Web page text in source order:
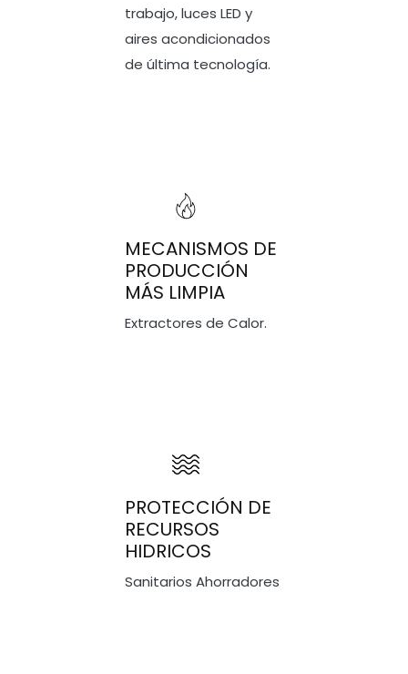
trabajo, luces LED y
aires acondicionados
de última tecnología.
MECANISMOS DE
PRODUCCIÓN
MÁS LIMPIA
Extractores de Calor.
PROTECCIÓN DE
RECURSOS
HIDRICOS
Sanitarios Ahorradores